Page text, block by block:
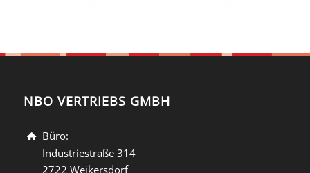
NBO VERTRIEBS GMBH
Büro:
Industriestraße 314
2722 Weikersdorf